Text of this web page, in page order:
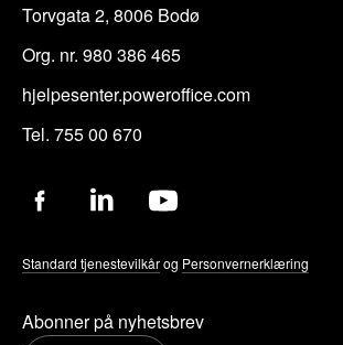
Torvgata 2, 8006 Bodø
Org. nr. 980 386 465
hjelpesenter.poweroffice.com
Tel. 755 00 670
Standard tjenestevilkårog Personvernerklæring
Abonner på nyhetsbrev